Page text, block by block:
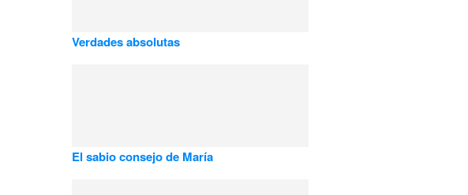
Verdades absolutas
El sabio consejo de María